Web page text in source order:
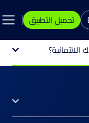
تحميل التطبيق